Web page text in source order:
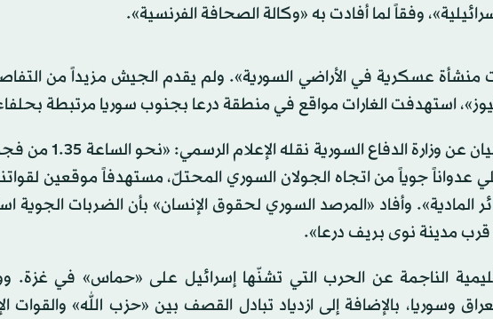
وفقاً لما أفادت به «وكالة الصحافة الفرنسية».
منشأة عسكرية في الأراضي السورية». ولم يقدم الجيش مزيداً من
نيوز»، استهدفت الغارات مواقع في منطقة درعا بجنوب سوريا مرتبطة بحلفاء
عدواناً جوياً من اتجاه الجولان السوري المحتلّ، مستهدفاً موقعين
وأفاد «المرصد السوري لحقوق الإنسان» بأن الضربات الجوية
مدينة نوى بريف درعا».
الناجمة عن الحرب التي تشنّها إسرائيل على «حماس» في
وسوريا، بالإضافة إلى ازدياد تبادل القصف بين «حزب الله» والقوات